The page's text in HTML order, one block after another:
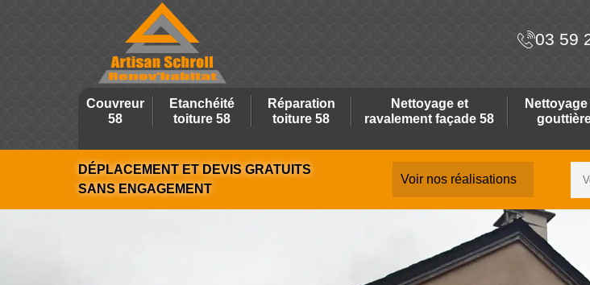
03 59
Couvreur
58
Etanchéité
toiture 58
Réparation
toiture 58
Nettoyage et
ravalement façade 58
DÉPLACEMENT ET DEVIS GRATUITS
SANS ENGAGEMENT
Voir nos réalisations